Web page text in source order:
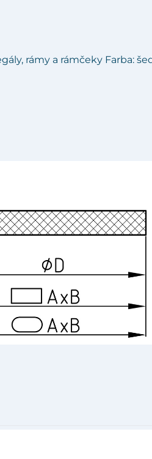
rámy a rámčeky Farba: